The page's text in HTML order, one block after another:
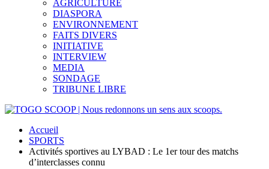
AGRICULTURE
DIASPORA
ENVIRONNEMENT
FAITS DIVERS
INITIATIVE
INTERVIEW
MEDIA
SONDAGE
TRIBUNE LIBRE
Accueil
SPORTS
Activités sportives au LYBAD : Le 1er tour des matchs
d’interclasses connu